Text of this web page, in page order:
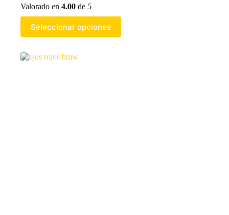
Valorado en 4.00 de 5
Seleccionar opciones